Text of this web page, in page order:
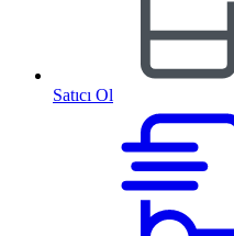
Satıcı Ol